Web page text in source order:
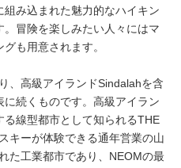
み込まれた魅力的なハイキン
冒険を楽しみたい人々にはマ
も用意されます。
、高級アイランドSindalahを含
続くものです。高級アイラン
る線型都市として知られるTHE
キーが体験できる通年営業の山
た工業都市であり、NEOMの最